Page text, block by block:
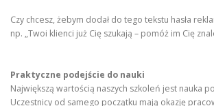
Czy chcesz, żebym dodał do tego tekstu hasła
np. „Twoi klienci już Cię szukają – pomóż im Cię
Praktyczne podejście do nauki
Największą wartością naszych szkoleń jest nauka
Uczestnicy od samego początku mają okazję